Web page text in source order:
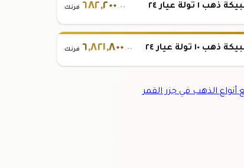
١ تولة عيار ٢٤ ٦٨٢,٢٠٠ .٠٠ فرنك
١٠ تولة عيار ٢٤ ٦,٨٢١,٨٠٠ .٠٠ فرنك
الذهب في جزر القمر